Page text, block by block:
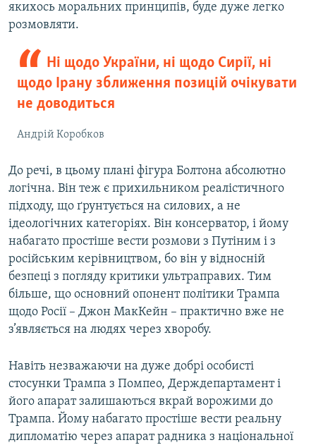
якихось моральних принципів, буде дуже легко
розмовляти.
Ні щодо України, ні щодо Сирії, ні
щодо Ірану зближення позицій очікувати
не доводиться
Андрій Коробков
До речі, в цьому плані фігура Болтона абсолютно
логічна. Він теж є прихильником реалістичного
підходу, що ґрунтується на силових, а не
ідеологічних категоріях. Він консерватор, і йому
набагато простіше вести розмови з Путіним і з
російським керівництвом, бо він у відносній
безпеці з погляду критики ультраправих. Тим
більше, що основний опонент політики Трампа
щодо Росії – Джон МакКейн – практично вже не
з’являється на людях через хворобу.
Навіть незважаючи на дуже добрі особисті
стосунки Трампа з Помпео, Держдепартамент і
його апарат залишаються вкрай ворожими до
Трампа. Йому набагато простіше вести реальну
дипломатію через апарат радника з національної